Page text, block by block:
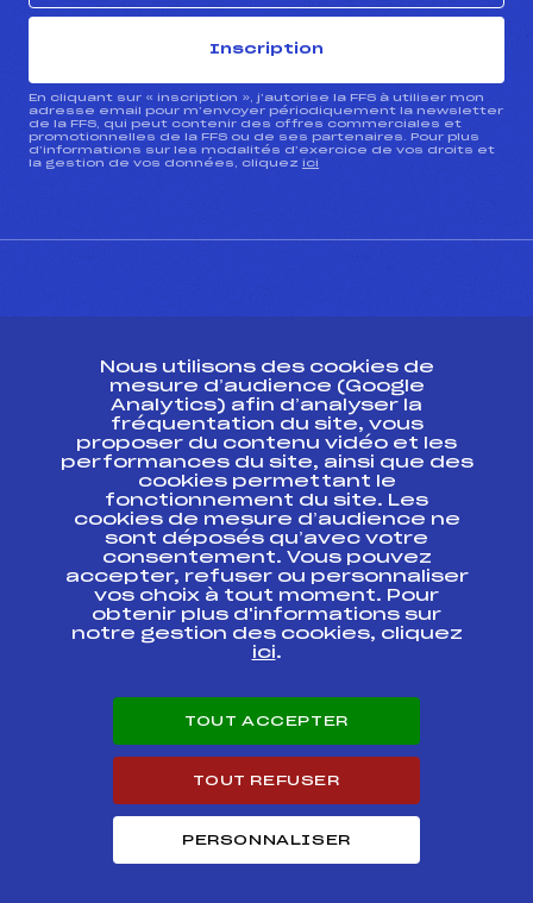
Inscription
En cliquant sur « inscription », j’autorise la FFS à utiliser mon
adresse email pour m’envoyer périodiquement la newsletter
de la FFS, qui peut contenir des offres commerciales et
promotionnelles de la FFS ou de ses partenaires. Pour plus
d’informations sur les modalités d’exercice de vos droits et
la gestion de vos données, cliquez ici
Ressources
Pass’Neige
Projet sportif fédéral
Projet de performance fédéral
Antidopage
Pôle Développement, Formation, Suivi
Scientifique
Listes ministérielles
Pôle vie de l’athlète
Enseignement professionnel
Carrières
Nous utilisons des cookies de
mesure d’audience (Google
Analytics) afin d’analyser la
fréquentation du site, vous
proposer du contenu vidéo et les
performances du site, ainsi que des
cookies permettant le
fonctionnement du site. Les
cookies de mesure d’audience ne
sont déposés qu’avec votre
consentement. Vous pouvez
accepter, refuser ou personnaliser
vos choix à tout moment. Pour
obtenir plus d'informations sur
notre gestion des cookies, cliquez
ici.
TOUT ACCEPTER
TOUT REFUSER
PERSONNALISER